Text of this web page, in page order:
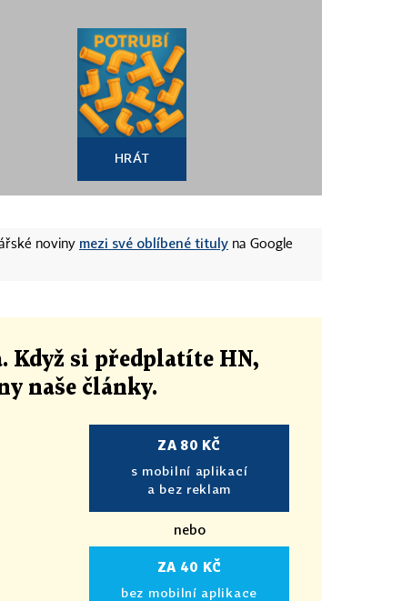
HRÁT
noviny mezi své oblíbené tituly na Google
Když si předplatíte HN,
naše články.
ZA 80 KČ
s mobilní aplikací
a bez reklam
nebo
ZA 40 KČ
bez mobilní aplikace